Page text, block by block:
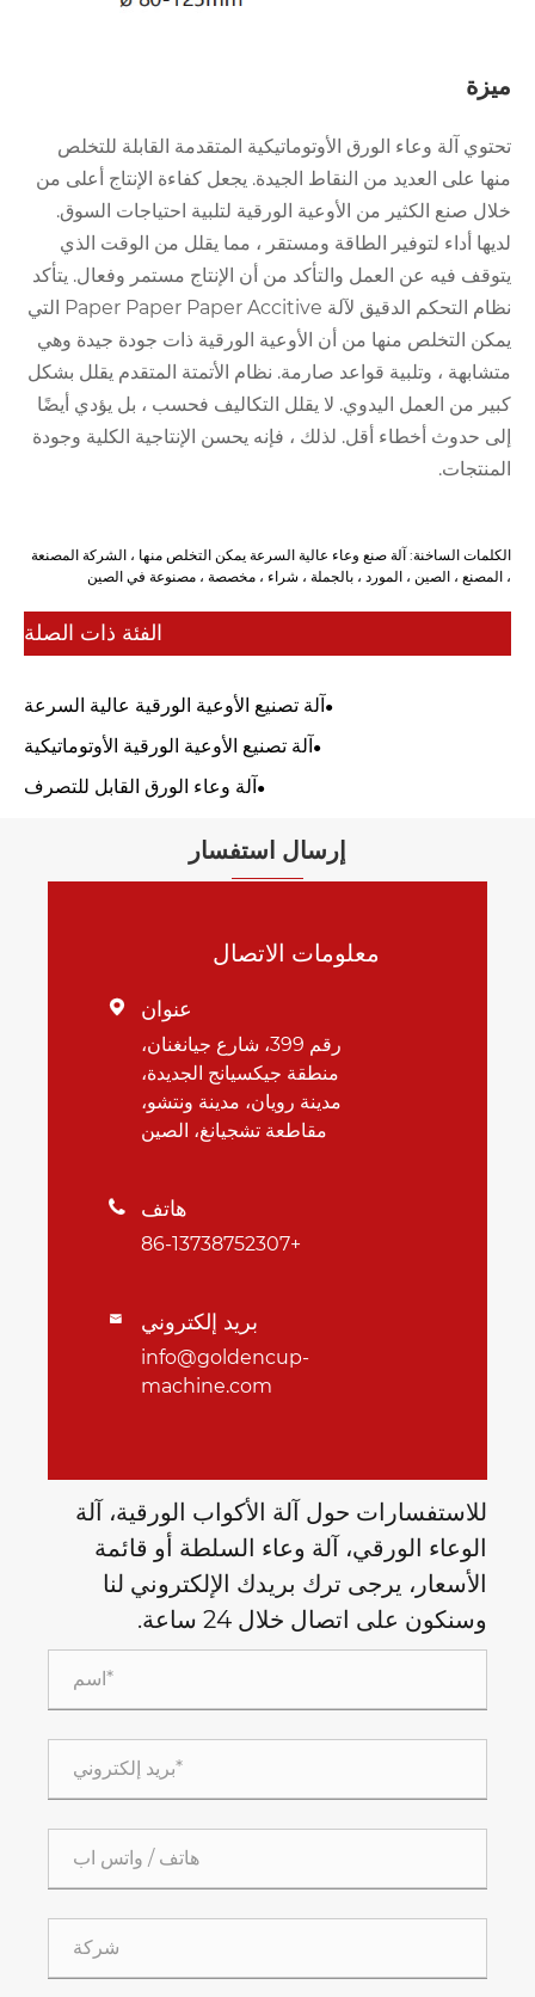
ميزة
تحتوي آلة وعاء الورق الأوتوماتيكية المتقدمة القابلة للتخلص
منها على العديد من النقاط الجيدة. يجعل كفاءة الإنتاج أعلى من
خلال صنع الكثير من الأوعية الورقية لتلبية احتياجات السوق.
لديها أداء لتوفير الطاقة ومستقر ، مما يقلل من الوقت الذي
يتوقف فيه عن العمل والتأكد من أن الإنتاج مستمر وفعال. يتأكد
نظام التحكم الدقيق لآلة Paper Paper Paper Accitive التي
يمكن التخلص منها من أن الأوعية الورقية ذات جودة جيدة وهي
متشابهة ، وتلبية قواعد صارمة. نظام الأتمتة المتقدم يقلل بشكل
كبير من العمل اليدوي. لا يقلل التكاليف فحسب ، بل يؤدي أيضًا
إلى حدوث أخطاء أقل. لذلك ، فإنه يحسن الإنتاجية الكلية وجودة
المنتجات.
الكلمات الساخنة: آلة صنع وعاء عالية السرعة يمكن التخلص منها ، الشركة المصنعة
، المصنع ، الصين ، المورد ، بالجملة ، شراء ، مخصصة ، مصنوعة في الصين
الفئة ذات الصلة
آلة تصنيع الأوعية الورقية عالية السرعة
آلة تصنيع الأوعية الورقية الأوتوماتيكية
آلة وعاء الورق القابل للتصرف
إرسال استفسار
معلومات الاتصال
 عنوان
رقم 399، شارع جيانغنان،
منطقة جيكسيانج الجديدة،
مدينة رويان، مدينة ونتشو،
مقاطعة تشجيانغ، الصين
 هاتف
+86-13738752307
 بريد إلكتروني
info@goldencup-
machine.com
للاستفسارات حول آلة الأكواب الورقية، آلة
الوعاء الورقي، آلة وعاء السلطة أو قائمة
الأسعار، يرجى ترك بريدك الإلكتروني لنا
وسنكون على اتصال خلال 24 ساعة.